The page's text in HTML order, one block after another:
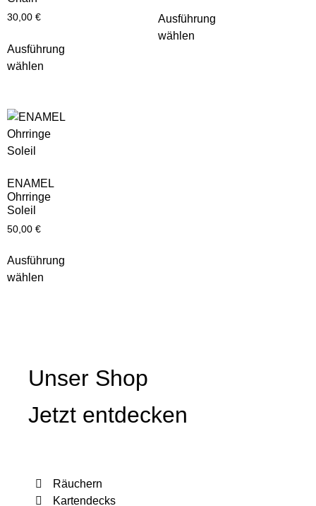
30,00 €
Ausführung
wählen
Ausführung
wählen
ENAMEL
Ohrringe
Soleil
50,00 €
Ausführung
wählen
Unser Shop
Jetzt entdecken
Räuchern
Kartendecks